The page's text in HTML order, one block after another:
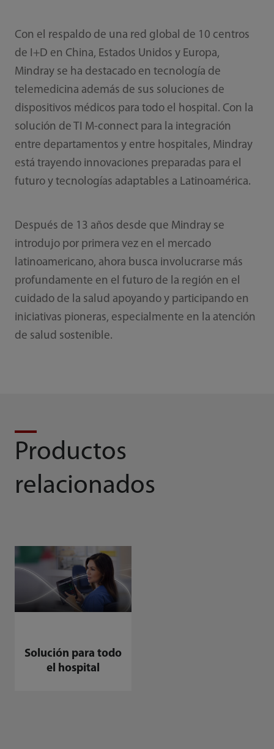
Con el respaldo de una red global de 10 centros
de I+D en China, Estados Unidos y Europa,
Mindray se ha destacado en tecnología de
telemedicina además de sus soluciones de
dispositivos médicos para todo el hospital. Con la
solución de TI M-connect para la integración
entre departamentos y entre hospitales, Mindray
está trayendo innovaciones preparadas para el
futuro y tecnologías adaptables a Latinoamérica.
Después de 13 años desde que Mindray se
introdujo por primera vez en el mercado
latinoamericano, ahora busca involucrarse más
profundamente en el futuro de la región en el
cuidado de la salud apoyando y participando en
iniciativas pioneras, especialmente en la atención
de salud sostenible.
Productos
relacionados
Solución para todo
el hospital